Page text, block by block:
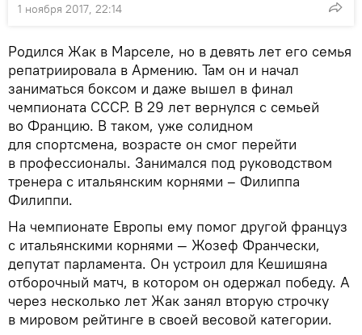
1 ноября 2017, 22:14
Родился Жак в Марселе, но в девять лет его семья
репатриировала в Армению. Там он и начал
заниматься боксом и даже вышел в финал
чемпионата СССР. В 29 лет вернулся с семьей
во Францию. В таком, уже солидном
для спортсмена, возрасте он смог перейти
в профессионалы. Занимался под руководством
тренера с итальянским корнями – Филиппа
Филиппи.
На чемпионате Европы ему помог другой француз
с итальянскими корнями — Жозеф Франчески,
депутат парламента. Он устроил для Кешишяна
отборочный матч, в котором он одержал победу. А
через несколько лет Жак занял вторую строчку
в мировом рейтинге в своей весовой категории.